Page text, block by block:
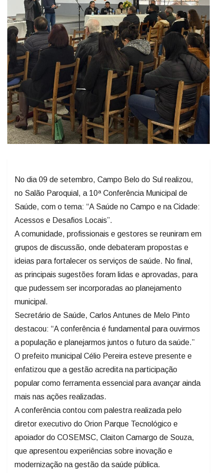
No dia 09 de setembro, Campo Belo do Sul realizou,
no Salão Paroquial, a 10ª Conferência Municipal de
Saúde, com o tema: “A Saúde no Campo e na Cidade:
Acessos e Desafios Locais”.
A comunidade, profissionais e gestores se reuniram em
grupos de discussão, onde debateram propostas e
ideias para fortalecer os serviços de saúde. No final,
as principais sugestões foram lidas e aprovadas, para
que pudessem ser incorporadas ao planejamento
municipal.
Secretário de Saúde, Carlos Antunes de Melo Pinto
destacou: “A conferência é fundamental para ouvirmos
a população e planejarmos juntos o futuro da saúde.”
O prefeito municipal Célio Pereira esteve presente e
enfatizou que a gestão acredita na participação
popular como ferramenta essencial para avançar ainda
mais nas ações realizadas.
A conferência contou com palestra realizada pelo
diretor executivo do Orion Parque Tecnológico e
apoiador do COSEMSC, Claiton Camargo de Souza,
que apresentou experiências sobre inovação e
modernização na gestão da saúde pública.